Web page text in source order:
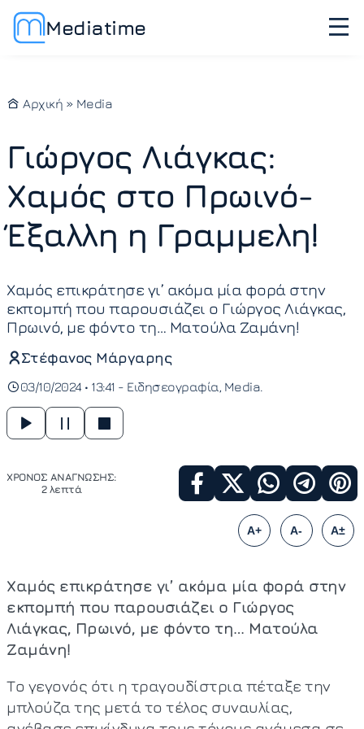
Mediatime
Αρχική » Media
Γιώργος Λιάγκας:
Χαμός στο Πρωινό-
Έξαλλη η Γραμμελη!
Χαμός επικράτησε γι’ ακόμα μία φορά στην
εκπομπή που παρουσιάζει ο Γιώργος Λιάγκας,
Πρωινό, με φόντο τη… Ματούλα Ζαμάνη!
Στέφανος Μάργαρης
03/10/2024 • 13:41 - Ειδησεογραφία Media
ΧΡΟΝΟΣ ΑΝΑΓΝΩΣΗΣ:
2 λεπτά
A+ A- A±
Χαμός επικράτησε γι’ ακόμα μία φορά στην
εκπομπή που παρουσιάζει ο Γιώργος
Λιάγκας, Πρωινό, με φόντο τη… Ματούλα
Ζαμάνη!
Το γεγονός ότι η τραγουδίστρια πέταξε την
μπλούζα της μετά το τέλος συναυλίας,